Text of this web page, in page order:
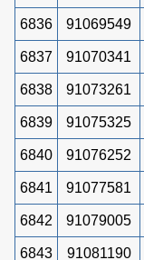
6836 91069549
6837 91070341
6838 91073261
6839 91075325
6840 91076252
6841 91077581
6842 91079005
6843 91081190